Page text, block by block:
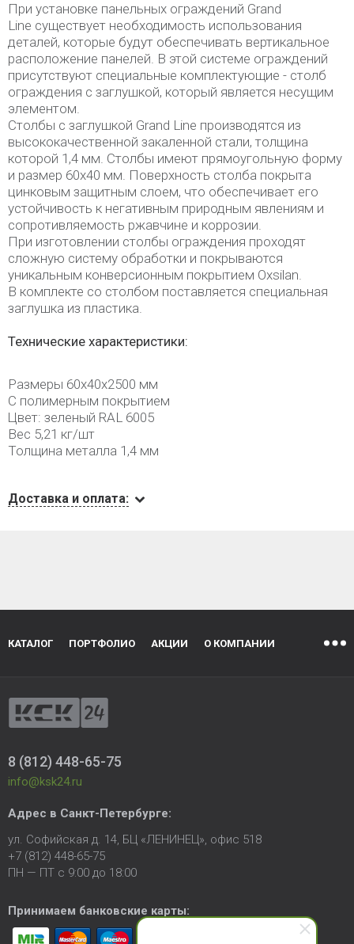
При установке панельных ограждений Grand
Line существует необходимость использования
деталей, которые будут обеспечивать вертикальное
расположение панелей. В этой системе ограждений
присутствуют специальные комплектующие - столб
ограждения с заглушкой, который является несущим
элементом.
Столбы с заглушкой Grand Line производятся из
высококачественной закаленной стали, толщина
которой 1,4 мм. Столбы имеют прямоугольную форму
и размер 60x40 мм. Поверхность столба покрыта
цинковым защитным слоем, что обеспечивает его
устойчивость к негативным природным явлениям и
сопротивляемость ржавчине и коррозии.
При изготовлении столбы ограждения проходят
сложную систему обработки и покрываются
уникальным конверсионным покрытием Oxsilan.
В комплекте со столбом поставляется специальная
заглушка из пластика.
Технические характеристики:
Размеры 60х40х2500 мм
С полимерным покрытием
Цвет: зеленый RAL 6005
Вес 5,21 кг/шт
Толщина металла 1,4 мм
Доставка и оплата:
КАТАЛОГ ПОРТФОЛИО АКЦИИ О КОМПАНИИ
8 (812) 448-65-75
info@ksk24.ru
Адрес в Санкт-Петербурге:
ул. Софийская д. 14, БЦ «ЛЕНИНЕЦ», офис 518
+7 (812) 448-65-75
ПН — ПТ с 9:00 до 18:00
Принимаем банковские карты: